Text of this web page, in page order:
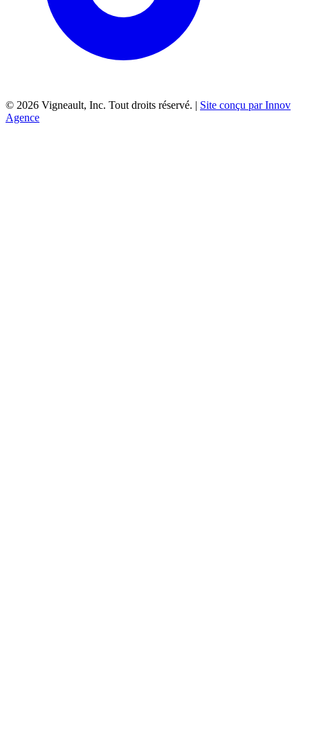
© 2026 Vigneault, Inc. Tout droits réservé. | Site conçu par Innov
Agence